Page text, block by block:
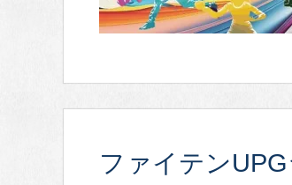
ファイテン